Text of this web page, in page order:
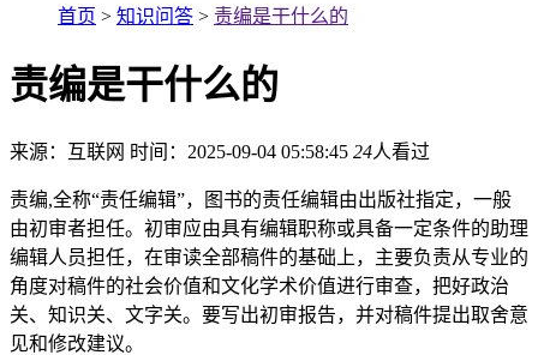
首页 > 知识问答 > 责编是干什么的
责编是干什么的
来源：互联网 时间：2025-09-04 05:58:45 24人看过
责编,全称“责任编辑”，图书的责任编辑由出版社指定，一般
由初审者担任。初审应由具有编辑职称或具备一定条件的助理
编辑人员担任，在审读全部稿件的基础上，主要负责从专业的
角度对稿件的社会价值和文化学术价值进行审查，把好政治
关、知识关、文字关。要写出初审报告，并对稿件提出取舍意
见和修改建议。